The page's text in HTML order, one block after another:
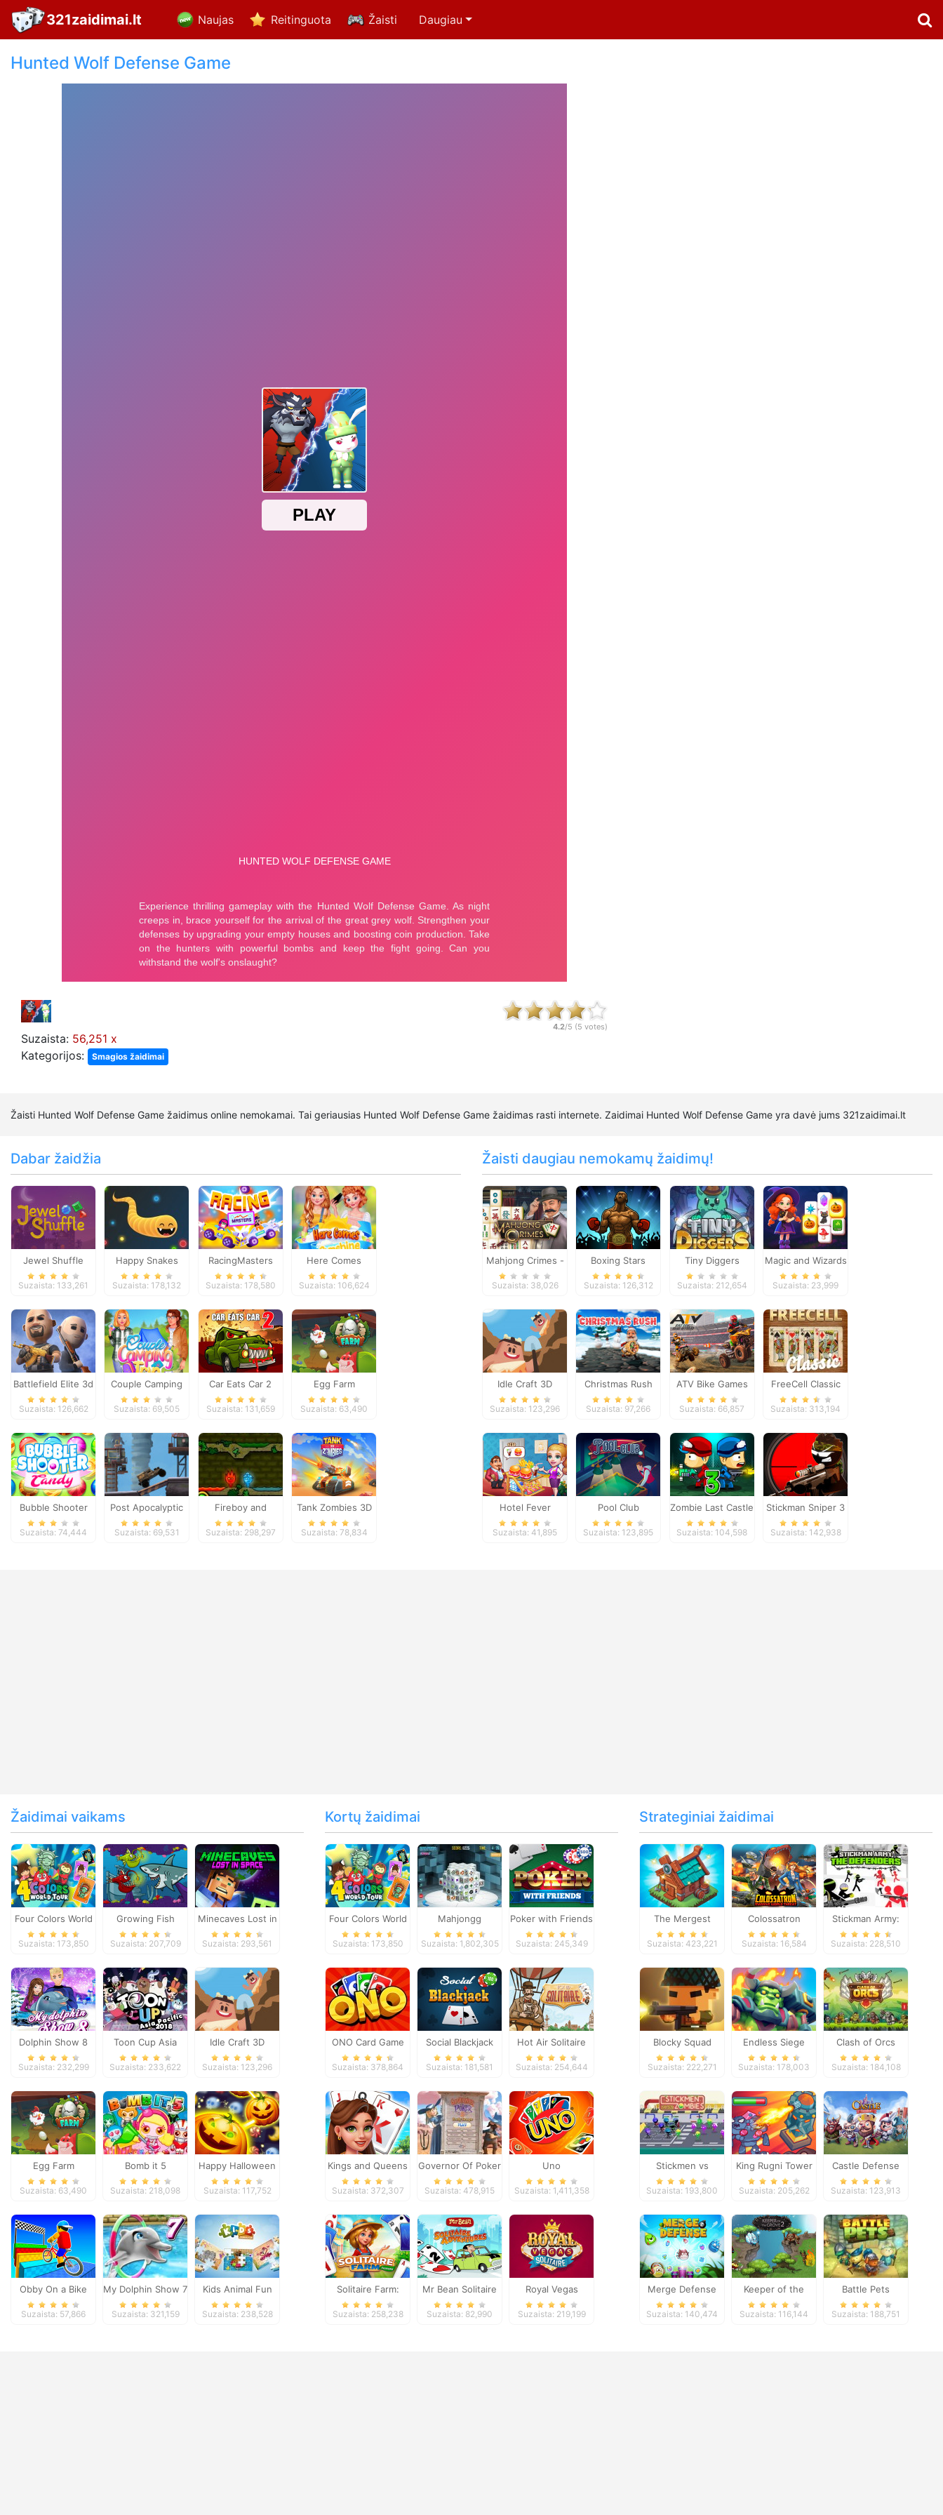
321zaidimai.lt Naujas Reitinguota Žaisti Daugiau
Hunted Wolf Defense Game
Suzaista: 56,251 x
Kategorijos:
Smagios žaidimai
4.2/5 (5 votes)
Žaisti Hunted Wolf Defense Game žaidimus online nemokamai. Tai geriausias Hunted Wolf Defense Game žaidimas rasti internete. Zaidimai Hunted Wolf Defense Game yra davė jums 321zaidimai.lt
Dabar žaidžia
Jewel Shuffle
Suzaista: 133,261
Happy Snakes
Suzaista: 178,132
RacingMasters
Suzaista: 178,580
Here Comes
Sunshine
Suzaista: 106,624
Battlefield Elite 3d
Suzaista: 126,662
Couple Camping
Trip
Suzaista: 69,505
Car Eats Car 2
Suzaista: 131,659
Egg Farm
Suzaista: 63,490
Bubble Shooter
Candy
Suzaista: 74,444
Post Apocalyptic
Truck Trial
Suzaista: 69,531
Fireboy and
Watergirl
Suzaista: 298,297
Tank Zombies 3D
Suzaista: 78,834
Žaisti daugiau nemokamų žaidimų!
Mahjong Crimes -
Puzzle Story
Suzaista: 38,026
Boxing Stars
Suzaista: 126,312
Tiny Diggers
Suzaista: 212,654
Magic and Wizards
Mahjong
Suzaista: 23,999
Idle Craft 3D
Suzaista: 123,296
Christmas Rush
Suzaista: 97,266
ATV Bike Games
Quad Offroad
Suzaista: 66,857
FreeCell Classic
Suzaista: 313,194
Hotel Fever
Tycoon
Suzaista: 41,895
Pool Club
Suzaista: 123,895
Zombie Last Castle
3
Suzaista: 104,598
Stickman Sniper 3
Suzaista: 142,938
Žaidimai vaikams
Four Colors World
Tour
Suzaista: 173,850
Growing Fish
Suzaista: 207,709
Minecaves Lost in
Space
Suzaista: 293,561
Dolphin Show 8
Suzaista: 232,299
Toon Cup Asia
Pacific 2018
Suzaista: 233,622
Idle Craft 3D
Suzaista: 123,296
Egg Farm
Suzaista: 63,490
Bomb it 5
Suzaista: 218,098
Happy Halloween
Suzaista: 117,752
Obby On a Bike
Suzaista: 57,866
My Dolphin Show 7
Suzaista: 321,159
Kids Animal Fun
Suzaista: 238,528
Kortų žaidimai
Four Colors World
Tour
Suzaista: 173,850
Mahjongg
Dimensions
Suzaista: 1,802,305
Poker with Friends
Suzaista: 245,349
ONO Card Game
Suzaista: 378,864
Social Blackjack
Suzaista: 181,581
Hot Air Solitaire
Suzaista: 254,644
Kings and Queens
Solitaire Tripeaks
Suzaista: 372,307
Governor Of Poker
2
Suzaista: 478,915
Uno
Suzaista: 1,411,358
Solitaire Farm:
Seasons
Suzaista: 258,238
Mr Bean Solitaire
Adventures
Suzaista: 82,990
Royal Vegas
Solitaire
Suzaista: 219,199
Strateginiai žaidimai
The Mergest
Kingdom
Suzaista: 423,221
Colossatron
Suzaista: 16,584
Stickman Army:
The Defenders
Suzaista: 228,510
Blocky Squad
Suzaista: 222,271
Endless Siege
Suzaista: 178,003
Clash of Orcs
Suzaista: 184,108
Stickmen vs
Zombies
Suzaista: 193,800
King Rugni Tower
Defense
Suzaista: 205,262
Castle Defense
Suzaista: 123,913
Merge Defense
Suzaista: 140,474
Keeper of the
Grove 2
Suzaista: 116,144
Battle Pets
Suzaista: 188,751